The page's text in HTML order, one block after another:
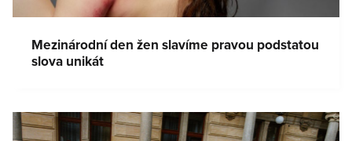
Mezinárodní den žen slavíme pravou podstatou
slova unikát